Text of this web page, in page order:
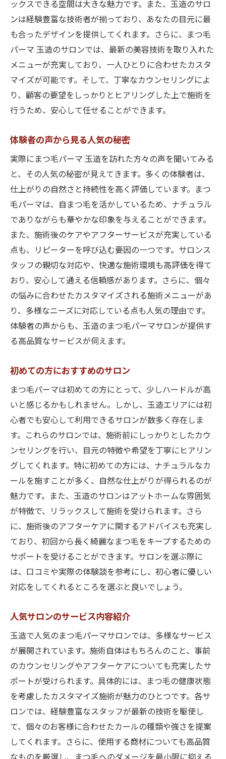
ックスできる空間は大きな魅力です。また、玉造のサロ
ンは経験豊富な技術者が揃っており、あなたの目元に最
も合ったデザインを提供してくれます。さらに、まつ毛
パーマ 玉造のサロンでは、最新の美容技術を取り入れた
メニューが充実しており、一人ひとりに合わせたカスタ
マイズが可能です。そして、丁寧なカウンセリングによ
り、顧客の要望をしっかりとヒアリングした上で施術を
行うため、安心して任せることができます。
体験者の声から見る人気の秘密
実際にまつ毛パーマ 玉造を訪れた方々の声を聞いてみる
と、その人気の秘密が見えてきます。多くの体験者は、
仕上がりの自然さと持続性を高く評価しています。まつ
毛パーマは、自まつ毛を活かしているため、ナチュラル
でありながらも華やかな印象を与えることができます。
また、施術後のケアやアフターサービスが充実している
点も、リピーターを呼び込む要因の一つです。サロンス
タッフの親切な対応や、快適な施術環境も高評価を得て
おり、安心して通える信頼感があります。さらに、個々
の悩みに合わせたカスタマイズされる施術メニューがあ
り、多様なニーズに対応している点も人気の理由です。
体験者の声からも、玉造のまつ毛パーマサロンが提供す
る高品質なサービスが伺えます。
初めての方におすすめのサロン
まつ毛パーマは初めての方にとって、少しハードルが高
いと感じるかもしれません。しかし、玉造エリアには初
心者でも安心して利用できるサロンが数多く存在しま
す。これらのサロンでは、施術前にしっかりとしたカウ
ンセリングを行い、目元の特徴や希望を丁寧にヒアリン
グしてくれます。特に初めての方には、ナチュラルなカ
ールを施すことが多く、自然な仕上がりが得られるのが
魅力です。また、玉造のサロンはアットホームな雰囲気
が特徴で、リラックスして施術を受けられます。さら
に、施術後のアフターケアに関するアドバイスも充実し
ており、初回から長く綺麗なまつ毛をキープするための
サポートを受けることができます。サロンを選ぶ際に
は、口コミや実際の体験談を参考にし、初心者に優しい
対応をしてくれるところを選ぶと良いでしょう。
人気サロンのサービス内容紹介
玉造で人気のまつ毛パーマサロンでは、多様なサービス
が展開されています。施術自体はもちろんのこと、事前
のカウンセリングやアフターケアについても充実したサ
ポートが受けられます。具体的には、まつ毛の健康状態
を考慮したカスタマイズ施術が魅力のひとつです。各サ
ロンでは、経験豊富なスタッフが最新の技術を駆使し
て、個々のお客様に合わせたカールの種類や強さを提案
してくれます。さらに、使用する商材についても高品質